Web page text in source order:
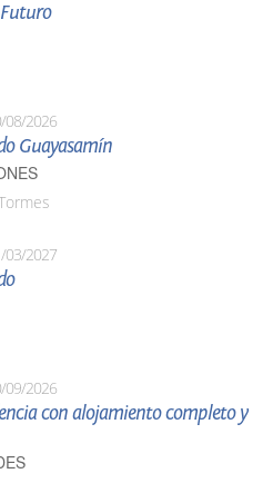
08/2026
Guayasamín
03/2027
09/2026
con alojamiento completo y